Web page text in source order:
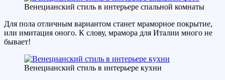
Венецианский стиль в интерьере спальной комнаты
Для пола отличным вариантом станет мраморное покрытие,
или имитация оного. К слову, мрамора для Италии много не
бывает!
Венецианский стиль в интерьере кухни